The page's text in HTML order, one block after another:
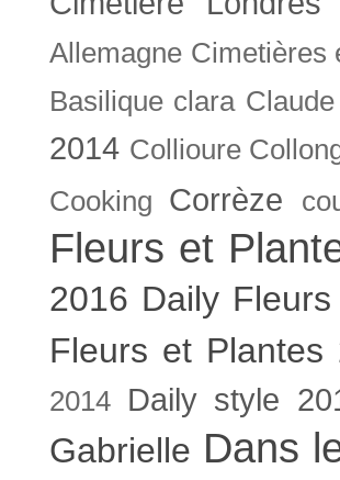
Allemagne Cimetières
Basilique clara
2014 Collioure
Cooking
Corrèze
Fleurs et
2016 Daily
Fleurs et Plantes
2014
Daily style
Gabrielle Dans